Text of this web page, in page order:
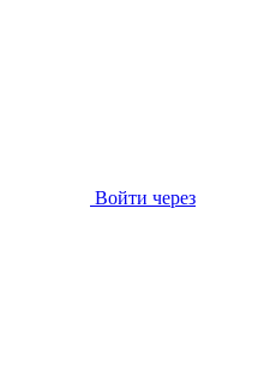
Войти через